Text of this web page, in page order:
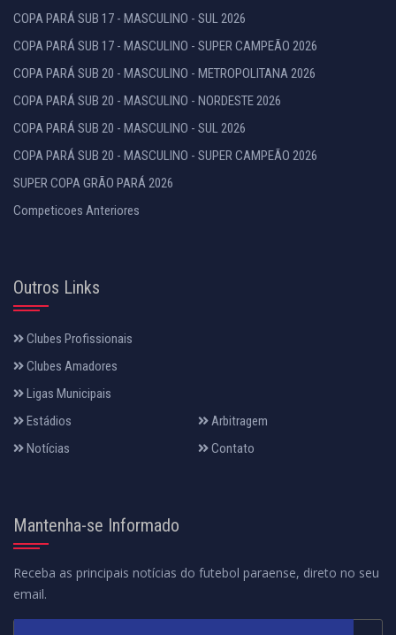
COPA PARÁ SUB 17 - MASCULINO - SUL 2026
COPA PARÁ SUB 17 - MASCULINO - SUPER CAMPEÃO 2026
COPA PARÁ SUB 20 - MASCULINO - METROPOLITANA 2026
COPA PARÁ SUB 20 - MASCULINO - NORDESTE 2026
COPA PARÁ SUB 20 - MASCULINO - SUL 2026
COPA PARÁ SUB 20 - MASCULINO - SUPER CAMPEÃO 2026
SUPER COPA GRÃO PARÁ 2026
Competicoes Anteriores
Outros Links
Clubes Profissionais
Clubes Amadores
Ligas Municipais
Estádios
Arbitragem
Notícias
Contato
Mantenha-se Informado
Receba as principais notícias do futebol paraense, direto no seu
email.